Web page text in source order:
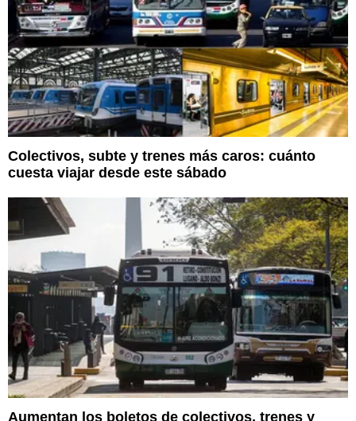
Colectivos, subte y trenes más caros: cuánto
cuesta viajar desde este sábado
Aumentan los boletos de colectivos, trenes y